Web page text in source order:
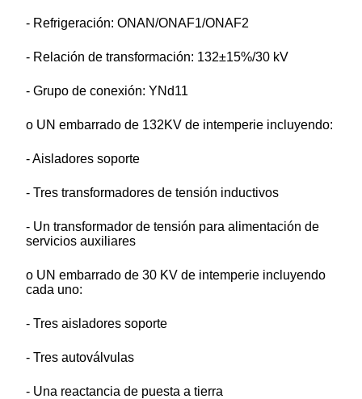
- Refrigeración: ONAN/ONAF1/ONAF2
- Relación de transformación: 132±15%/30 kV
- Grupo de conexión: YNd11
o UN embarrado de 132KV de intemperie incluyendo:
- Aisladores soporte
- Tres transformadores de tensión inductivos
- Un transformador de tensión para alimentación de
servicios auxiliares
o UN embarrado de 30 KV de intemperie incluyendo
cada uno:
- Tres aisladores soporte
- Tres autoválvulas
- Una reactancia de puesta a tierra